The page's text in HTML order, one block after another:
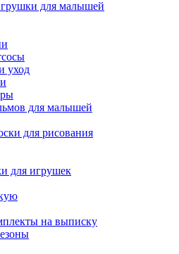
для малышей
уход
для малышей
для рисования
для игрушек
на выписку